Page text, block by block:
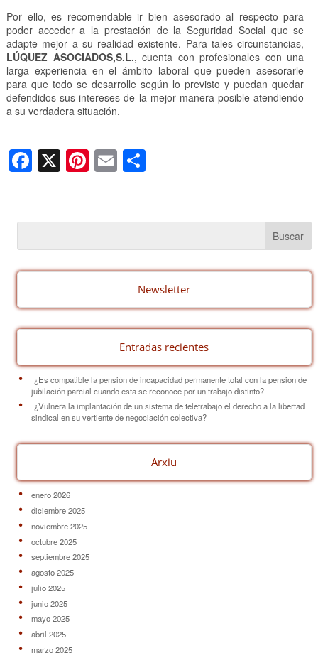
Por ello, es recomendable ir bien asesorado al respecto para
poder acceder a la prestación de la Seguridad Social que se
adapte mejor a su realidad existente. Para tales circunstancias,
LÚQUEZ ASOCIADOS,S.L., cuenta con profesionales con una
larga experiencia en el ámbito laboral que pueden asesorarle
para que todo se desarrolle según lo previsto y puedan quedar
defendidos sus intereses de la mejor manera posible atendiendo
a su verdadera situación.
F
a
e
b
o
k
X Pi
nt
e
st
E
m
C
p
ar
tir
Newsletter
Entradas recientes
¿Es compatible la pensión de incapacidad permanente total con la pensión de
jubilación parcial cuando esta se reconoce por un trabajo distinto?
¿Vulnera la implantación de un sistema de teletrabajo el derecho a la libertad
sindical en su vertiente de negociación colectiva?
Arxiu
enero 2026
diciembre 2025
noviembre 2025
octubre 2025
septiembre 2025
agosto 2025
julio 2025
junio 2025
mayo 2025
abril 2025
marzo 2025